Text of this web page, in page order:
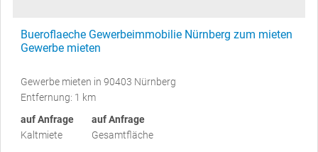
Bueroflaeche Gewerbeimmobilie Nürnberg zum mieten
Gewerbe mieten
Gewerbe mieten in 90403 Nürnberg
Entfernung: 1 km
auf Anfrage
Kaltmiete
auf Anfrage
Gesamtfläche